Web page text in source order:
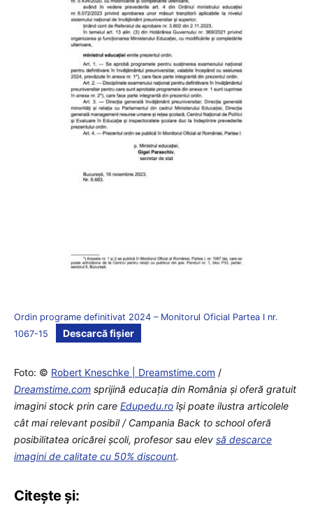
Ordin programe definitivat 2024 – Monitorul Oficial Partea I nr.
1067-15
Descarcă fișier
Foto: © Robert Kneschke | Dreamstime.com /
Dreamstime.com sprijină educaţia din România şi oferă gratuit
imagini stock prin care Edupedu.ro îşi poate ilustra articolele
cât mai relevant posibil / Campania Back to school oferă
posibilitatea oricărei școli, profesor sau elev să descarce
imagini de calitate cu 50% discount.
Citește și: